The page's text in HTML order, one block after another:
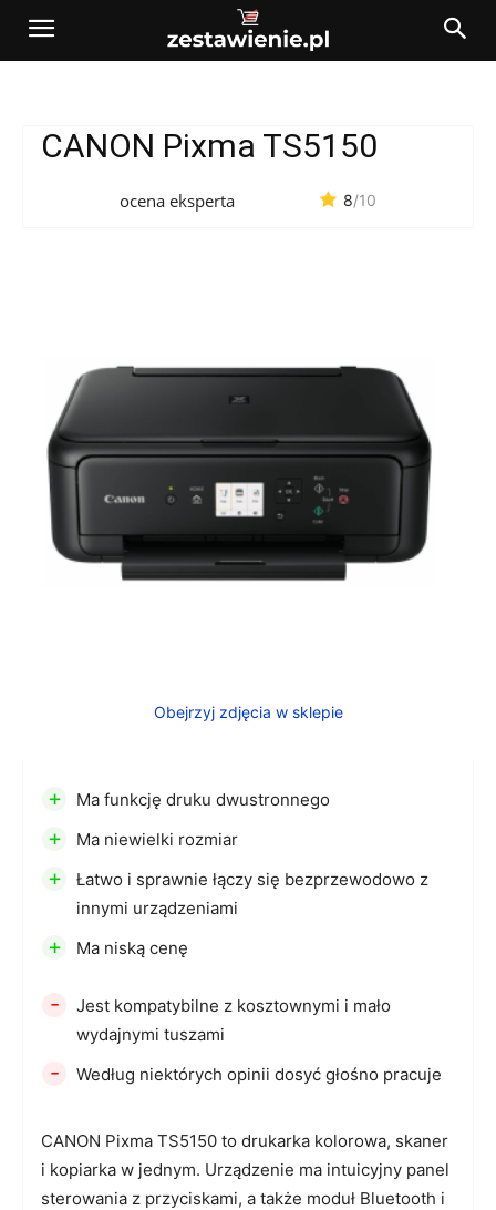
CANON Pixma TS5150
ocena eksperta 8/10
Obejrzyj zdjęcia w sklepie
CANON Pixma TS5150 to drukarka kolorowa, skaner
i kopiarka w jednym. Urządzenie ma intuicyjny panel
sterowania z przyciskami, a także moduł Bluetooth i
+ Ma funkcję druku dwustronnego
+ Ma niewielki rozmiar
+
Łatwo i sprawnie łączy się bezprzewodowo z
innymi urządzeniami
+ Ma niską cenę
-
Jest kompatybilne z kosztownymi i mało
wydajnymi tuszami
- Według niektórych opinii dosyć głośno pracuje